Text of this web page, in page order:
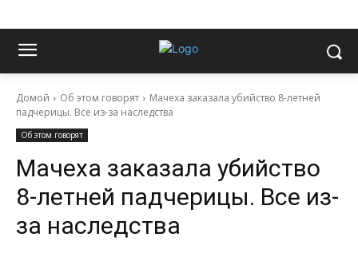
Домой Об этом говорят
Мачеха заказала убийство 8-летней
падчерицы. Все из-за наследства
Об этом говорят
Мачеха заказала убийство
8-летней падчерицы. Все из-
за наследства